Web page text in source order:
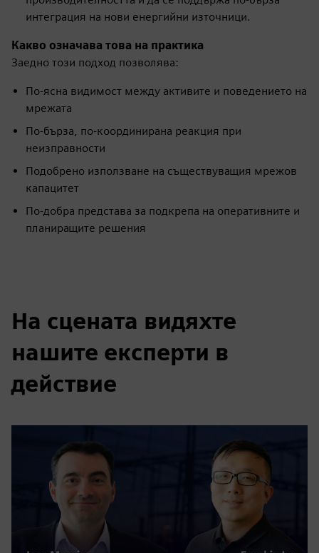
интеграция на нови енергийни източници.
Какво означава това на практика
Заедно този подход позволява:
По-ясна видимост между активите и поведението на
мрежата
По-бърза, по-координирана реакция при
неизправности
Подобрено използване на съществуващия мрежов
капацитет
По-добра представа за подкрепа на оперативните и
планиращите решения
На сцената видяхте
нашите експерти в
действие